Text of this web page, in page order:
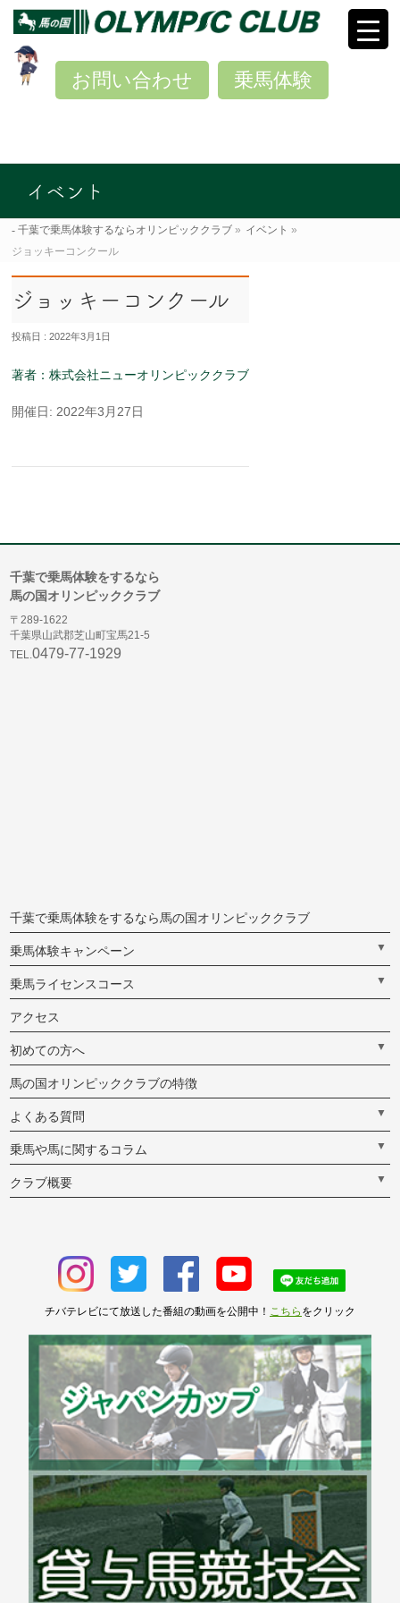
乗馬体験
お問い合わせ
イベント
千葉で乗馬体験するならオリンピッククラブ » イベント »
ジョッキーコンクール
ジョッキーコンクール
投稿日 : 2022年3月1日
著者：株式会社ニューオリンピッククラブ
開催日: 2022年3月27日
千葉で乗馬体験をするなら
馬の国オリンピッククラブ
〒289-1622
千葉県山武郡芝山町宝馬21-5
TEL.0479-77-1929
千葉で乗馬体験をするなら馬の国オリンピッククラブ
乗馬体験キャンペーン ▼
乗馬ライセンスコース ▼
アクセス
初めての方へ ▼
馬の国オリンピッククラブの特徴
よくある質問 ▼
乗馬や馬に関するコラム ▼
クラブ概要 ▼
チバテレビにて放送した番組の動画を公開中！ こちら をクリック